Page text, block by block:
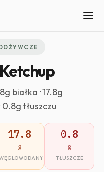
białka · 17.8g
tłuszczu
17.8
g
0.8
g
TŁUSZCZE